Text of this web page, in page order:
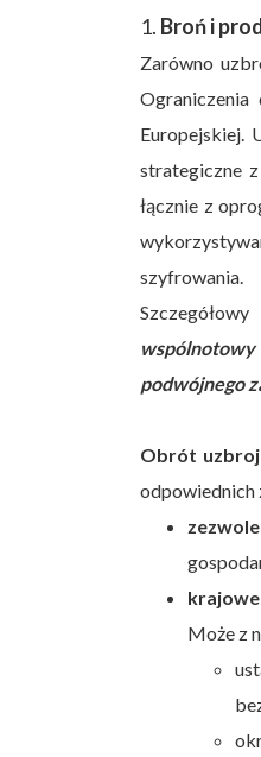
1. Broń i
Zarówno
Europejskiej.
strategiczne
łącznie z
szyfrowania.
podwójnego
Obrót
odpowiednich
Może z